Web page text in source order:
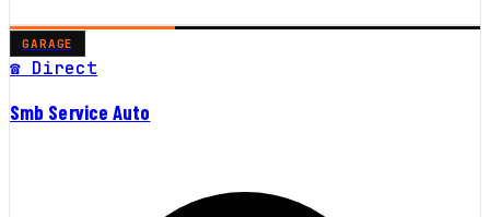
GARAGE
☎ Direct
Smb Service Auto